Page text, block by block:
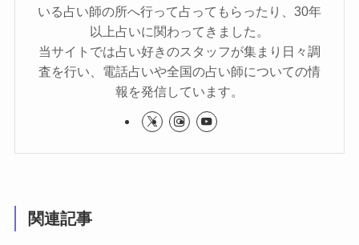
いる占い師の所へ行って占ってもらったり、30年
以上占いに関わってきました。
当サイトでは占い好きのスタッフが集まり日々調
査を行い、電話占いや全国の占い師についての情
報を発信しています。
関連記事